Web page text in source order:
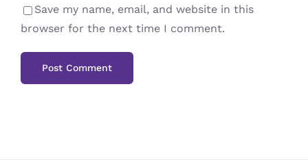
Save my name, email, and website in this
browser for the next time I comment.